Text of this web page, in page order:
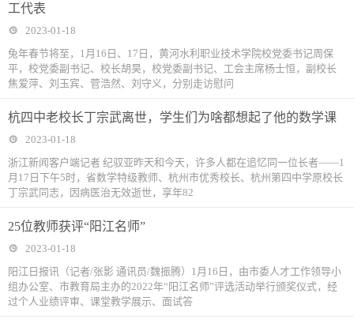
工代表
2023-01-18
兔年春节将至，1月16日、17日，黄河水利职业技术学院校党委书记周保
平，校党委副书记、校长胡昊，校党委副书记、工会主席杨士恒，副校长
焦爱萍、刘玉宾、菅浩然、刘守义，分别走访慰问
杭四中老校长丁宗武离世，学生们为啥都想起了他的数学课
2023-01-18
浙江新闻客户端记者 纪驭亚昨天和今天，许多人都在追忆同一位长者——1
月17日下午5时，省数学特级教师、杭州市优秀校长、杭州第四中学原校长
丁宗武同志，因病医治无效逝世，享年82
25位教师获评“阳江名师”
2023-01-18
阳江日报讯（记者/张影 通讯员/魏振腾）1月16日，由市委人才工作领导小
组办公室、市教育局主办的2022年“阳江名师”评选活动举行颁奖仪式，经
过个人业绩评审、课堂教学展示、面试答